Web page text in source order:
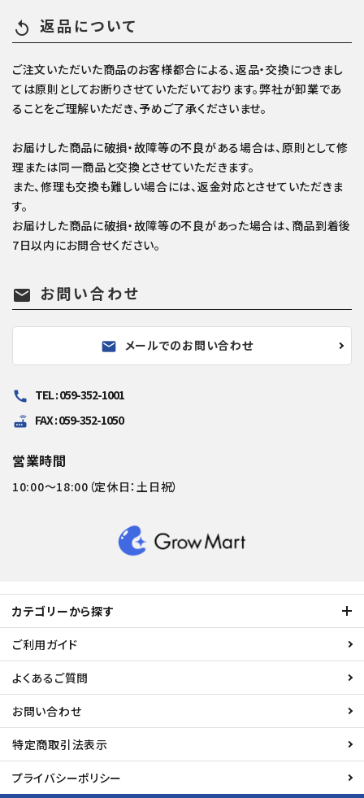
replay 返品について
ご注文いただいた商品のお客様都合による、返品・交換につきまし
ては原則としてお断りさせていただいております。弊社が卸業であ
ることをご理解いただき、予めご了承くださいませ。
お届けした商品に破損・故障等の不良がある場合は、原則として修
理または同一商品と交換とさせていただきます。
また、修理も交換も難しい場合には、返金対応とさせていただきま
す。
お届けした商品に破損・故障等の不良があった場合は、商品到着後
7日以内にお問合せください。
mail お問い合わせ
mail メールでのお問い合わせ
call TEL : 059-352-1001
router FAX : 059-352-1050
営業時間
10:00～18:00（定休日：土日祝）
カテゴリーから探す
ご利用ガイド
よくあるご質問
お問い合わせ
特定商取引法表示
プライバシーポリシー